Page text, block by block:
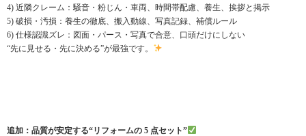
4) 近隣クレーム：騒音・粉じん・車両、時間帯配慮、養生、挨拶と掲示
5) 破損・汚損：養生の徹底、搬入動線、写真記録、補償ルール
6) 仕様認識ズレ：図面・パース・写真で合意、口頭だけにしない
“先に見せる・先に決める”が最強です。
追加：品質が安定する“リフォームの 5 点セット”